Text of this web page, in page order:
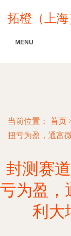
拓橙（上
MENU
当前位置： 首页
扭亏为盈，通富
封测赛
亏为盈，
利大